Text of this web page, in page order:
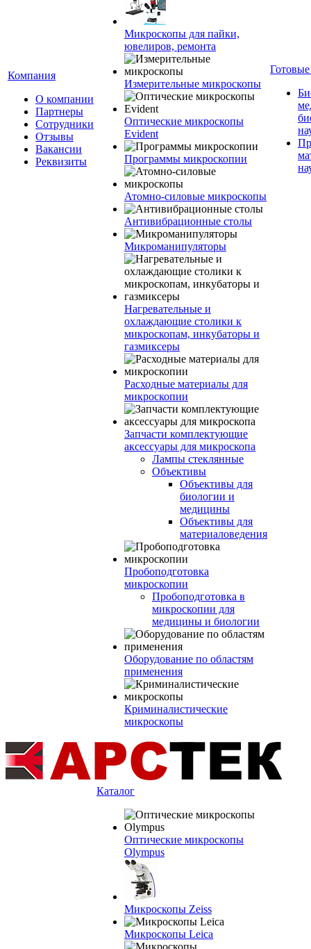
Компания
О компании
Партнеры
Сотрудники
Отзывы
Вакансии
Реквизиты
Микроскопы для пайки,
ювелиров, ремонта
Измерительные микроскопы
Оптические микроскопы
Evident
Программы микроскопии
Атомно-силовые микроскопы
Антивибрационные столы
Микроманипуляторы
Нагревательные и
охлаждающие столики к
микроскопам, инкубаторы и
газмиксеры
Расходные материалы для
микроскопии
Запчасти комплектующие
аксессуары для микроскопа
Лампы стеклянные
Объективы
Объективы для
биологии и
медицины
Объективы для
материаловедения
Пробоподготовка
микроскопии
Пробоподготовка в
микроскопии для
медицины и биологии
Оборудование по областям
применения
Криминалистические
микроскопы
Каталог
Оптические микроскопы
Olympus
Микроскопы Zeiss
Микроскопы Leica